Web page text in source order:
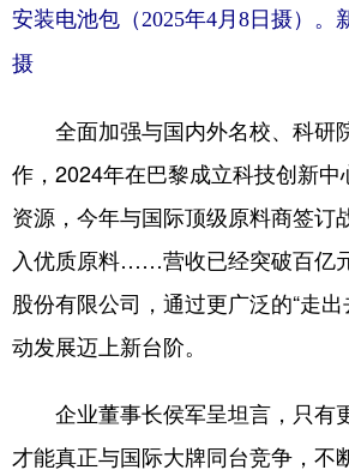
安装电池包（2025年4月8日摄）。
摄
全面加强与国内外名校、科研
作，2024年在巴黎成立科技创新中
资源，今年与国际顶级原料商签订
入优质原料……营收已经突破百亿
股份有限公司，通过更广泛的“走出
动发展迈上新台阶。
企业董事长侯军呈坦言，只有
才能真正与国际大牌同台竞争，不